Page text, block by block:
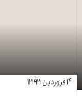
۱۴ فروردین ۱۳۹۳